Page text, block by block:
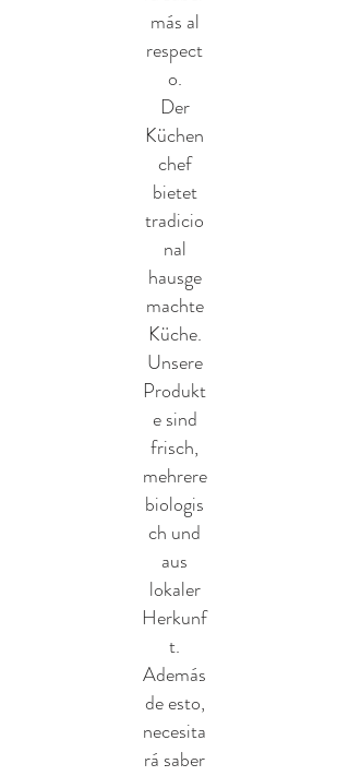
más al
respect
o.
Der
Küchen
chef
bietet
tradicio
nal
hausge
machte
Küche.
Unsere
Produkt
e sind
frisch,
mehrere
biologis
ch und
aus
lokaler
Herkunf
t.
Además
de esto,
necesita
rá saber